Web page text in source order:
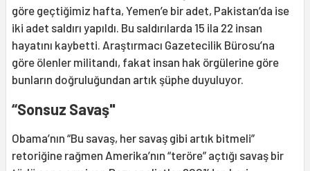
göre geçtiğimiz hafta, Yemen’e bir adet, Pakistan’da ise
iki adet saldırı yapıldı. Bu saldırılarda 15 ila 22 insan
hayatını kaybetti. Araştırmacı Gazetecilik Bürosu’na
göre ölenler militandı, fakat insan hak örgülerine göre
bunların doğruluğundan artık şüphe duyuluyor.
“Sonsuz Savaş"
Obama’nın “Bu savaş, her savaş gibi artık bitmeli”
retoriğine rağmen Amerika’nın “teröre” açtığı savaş bir